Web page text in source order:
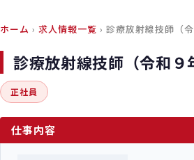
ホーム › 求人情報一覧 › 診療放射線技師（
診療放射線技師（令和９
正社員
仕事内容